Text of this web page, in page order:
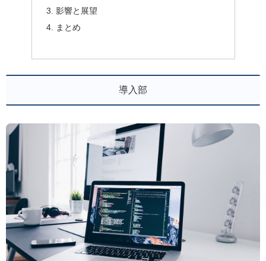
影響と展望
まとめ
導入部